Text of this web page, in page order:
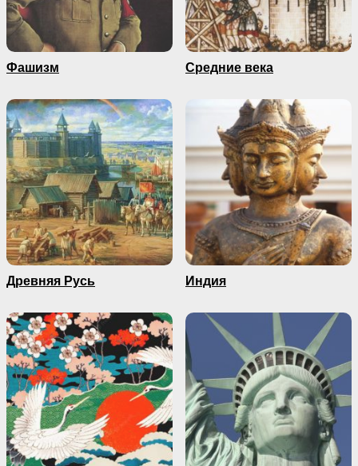
Фашизм Средние века
Древняя Русь Индия